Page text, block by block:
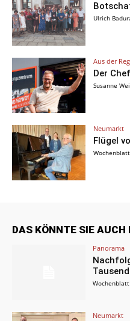
Ulrich
Aus der
Der
Susanne
Neumarkt
Flügel
DAS KÖNNTE SIE AUCH
Panorama
Neumarkt